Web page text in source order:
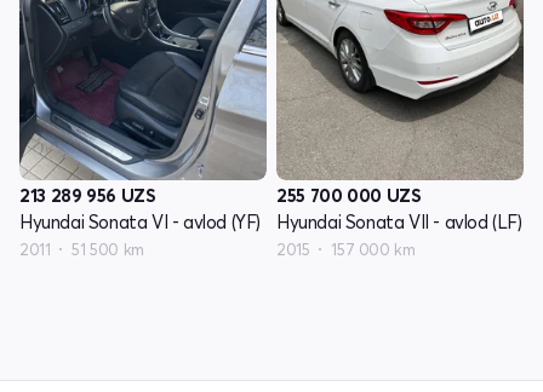
213 289 956 UZS
Hyundai Sonata VI - avlod (YF)
2011 51 500 km
255 700 000 UZS
Hyundai Sonata VII - avlod (LF)
2015 157 000 km